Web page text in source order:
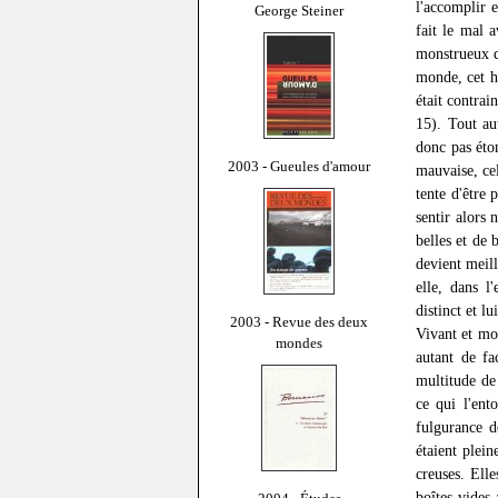
George Steiner
2003 - Gueules d'amour
2003 - Revue des deux
mondes
l'accomplir
fait le mal
monstrueux
monde, cet
était
15). Tout
donc pas
mauvaise,
tente d'être
sentir alors
belles et de
devient
elle, dans
distinct et
Vivant et
autant de
multitude
ce qui
fulgurance
étaient
creuses.